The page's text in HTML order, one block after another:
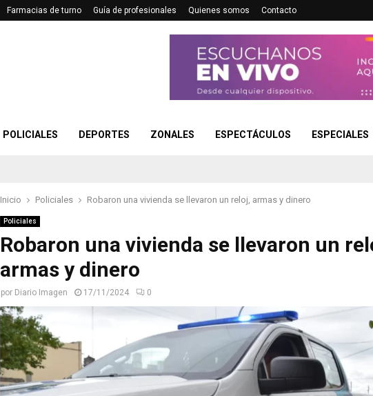
Farmacias de turno Guía de profesionales Quienes somos Contacto
POLICIALES DEPORTES ZONALES ESPECTÁCULOS ESPECIALES
Inicio Policiales Robaron una vivienda se llevaron un reloj, armas y dinero
Policiales
Robaron una vivienda se llevaron un
armas y dinero
por Diario Imagen 17/11/2024 0